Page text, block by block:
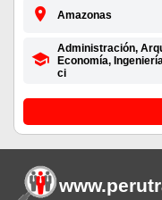
Amazonas
Administración,
Economía,
ci